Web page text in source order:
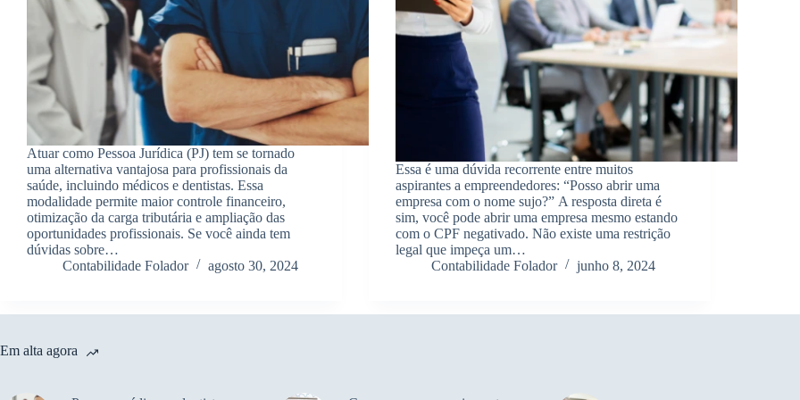
Atuar como Pessoa Jurídica (PJ) tem se tornado
uma alternativa vantajosa para profissionais da
saúde, incluindo médicos e dentistas. Essa
modalidade permite maior controle financeiro,
otimização da carga tributária e ampliação das
oportunidades profissionais. Se você ainda tem
dúvidas sobre…
Contabilidade Folador
agosto 30, 2024
Essa é uma dúvida recorrente entre muitos
aspirantes a empreendedores: “Posso abrir uma
empresa com o nome sujo?” A resposta direta é
sim, você pode abrir uma empresa mesmo estando
com o CPF negativado. Não existe uma restrição
legal que impeça um…
Contabilidade Folador
junho 8, 2024
Em alta agora